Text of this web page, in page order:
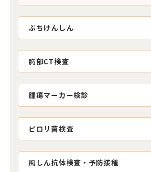
ぷちけんしん
胸部CT検査
腫瘍マーカー検診
ピロリ菌検査
風しん抗体検査・予防接種